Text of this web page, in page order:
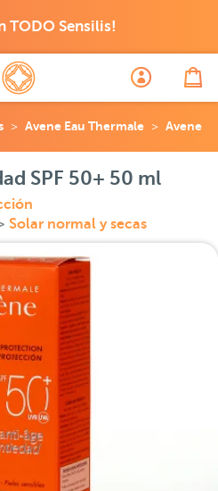
TODO Sensilis!
Avene Eau Thermale Avene
SPF 50+ 50 ml
Solar normal y secas